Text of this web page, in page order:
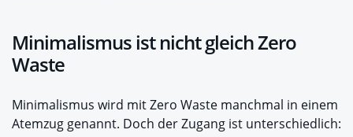
Minimalismus ist nicht gleich Zero
Waste
Minimalismus wird mit Zero Waste manchmal in einem
Atemzug genannt. Doch der Zugang ist unterschiedlich: